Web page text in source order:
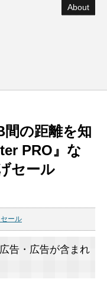
About
間の距離を知
PRO』な
セール
ール
告・広告が含まれ